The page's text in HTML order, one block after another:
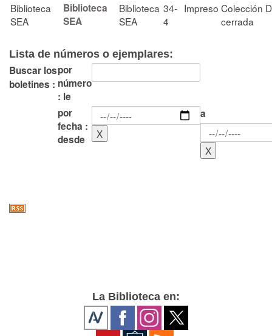
Biblioteca
SEA
Biblioteca
SEA
Biblioteca
SEA
34-
4
Impreso Colección
cerrada
Lista de números o ejemplares:
Buscar los
boletines :
por
número
: le
por
fecha :
desde
a
La Biblioteca en: